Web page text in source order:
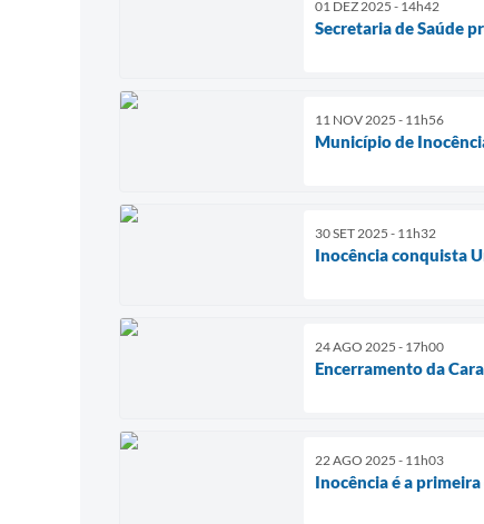
01 DEZ 2025 - 14h42
Secretaria de Saúde
11 NOV 2025 - 11h56
Município de
30 SET 2025 - 11h32
Inocência conquista
24 AGO 2025 - 17h00
Encerramento da
22 AGO 2025 - 11h03
Inocência é a